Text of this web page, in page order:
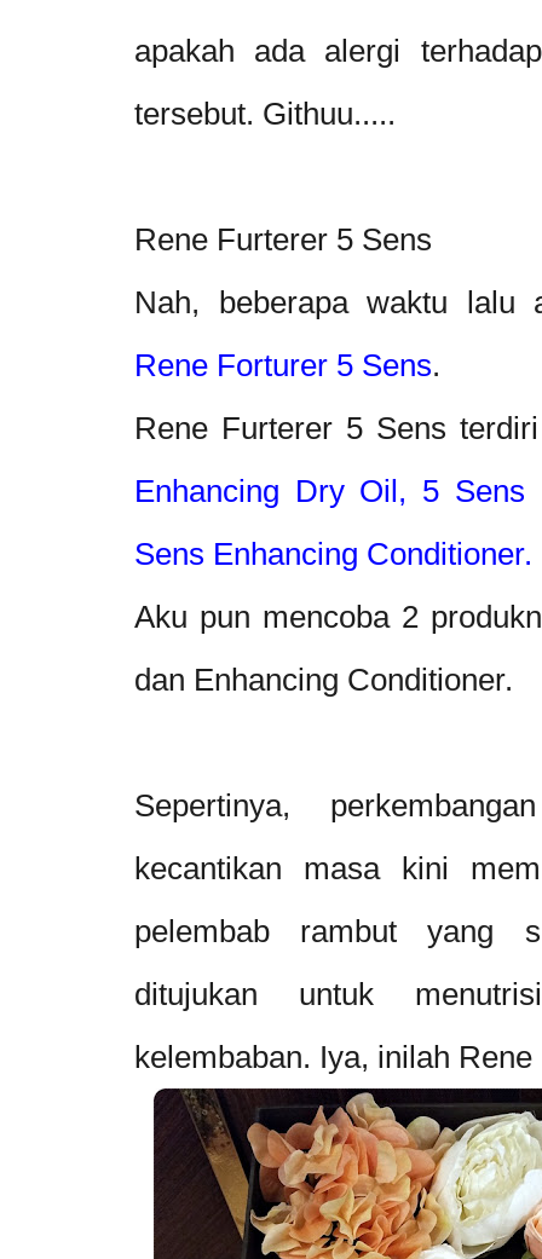
apakah ada alergi
tersebut. Githuu.....
Rene Furterer 5 Sens
Nah, beberapa waktu lalu
Rene Forturer 5 Sens.
Rene Furterer 5 Sens
Enhancing Dry Oil, 5 Sens
Sens Enhancing Conditioner.
Aku pun mencoba 2
dan Enhancing Conditioner.
Sepertinya,
kecantikan masa kini
pelembab rambut yang
ditujukan untuk
kelembaban. Iya, inilah Rene